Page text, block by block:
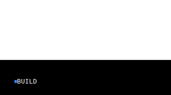
BUILD